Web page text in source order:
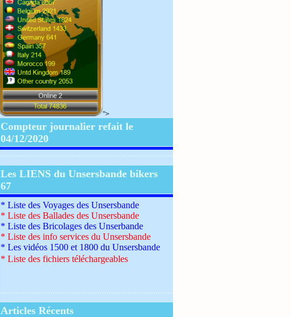
">
Compteur journalier refait le
04/12/2020
Les LIENS du Unsersbande bikers
67
* Liste des Voyages des Unsersbande
* Liste des Ballades des Unsersbande
* Liste des Bricolages des Unserbande
* Liste des info services du Unsersbande
* Les vidéos 1500 et 1800 du Unsersbande
* Liste des fichiers téléchargeables
Articles Récents